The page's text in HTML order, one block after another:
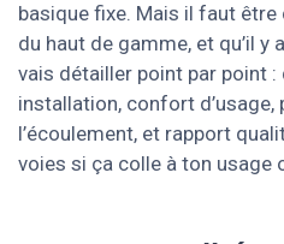
basique fixe. Mais il faut être
du haut de gamme, et qu’il
vais détailler point par point :
installation, confort
l’écoulement, et rapport
voies si ça colle à ton usage